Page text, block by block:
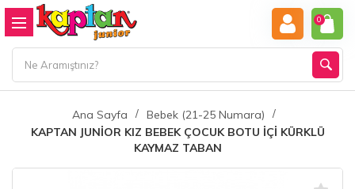
0
Ana Sayfa
Bebek (21-25 Numara)
KAPTAN JUNİOR KIZ BEBEK ÇOCUK BOTU İÇİ KÜRKLÜ
KAYMAZ TABAN